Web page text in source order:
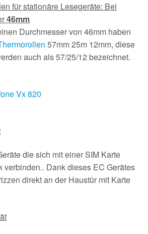
für stationäre Lesegeräte: Bei
46mm
Durchmesser von 46mm haben
57mm 25m 12mm, diese
auch als 57/25/12 bezeichnet.
Vx 820
die sich mit einer SIM Karte
verbinden.. Dank dieses EC Gerätes
direkt an der Haustür mit Karte